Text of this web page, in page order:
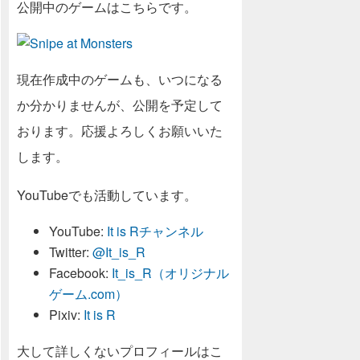
公開中のゲームはこちらです。
現在作成中のゲームも、いつになる
か分かりませんが、公開を予定して
おります。応援よろしくお願いいた
します。
YouTubeでも活動しています。
YouTube: It is Rチャンネル
Twitter: @It_is_R
Facebook: It_is_R（オリジナル
ゲーム.com）
Pixiv: It is R
大して詳しくないプロフィールはこ